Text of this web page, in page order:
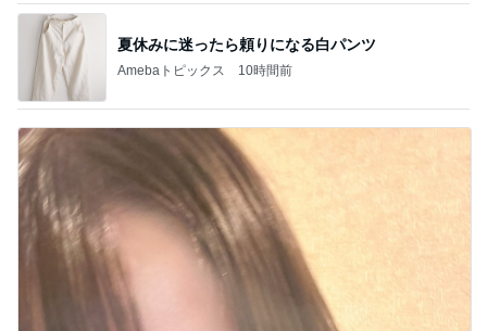
夏休みに迷ったら頼りになる白パンツ
Amebaトピックス 10時間前